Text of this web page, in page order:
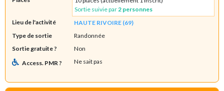
Sortie suivie par 2 personnes
Lieu de l'activité
HAUTE RIVOIRE (69)
Type de sortie
Randonnée
Sortie gratuite ?
Non
Access. PMR ?
Ne sait pas